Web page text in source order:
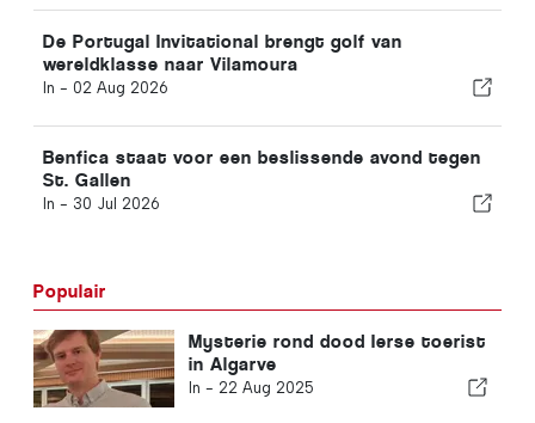
De Portugal Invitational brengt golf van
wereldklasse naar Vilamoura
In - 02 Aug 2026
Benfica staat voor een beslissende avond tegen
St. Gallen
In - 30 Jul 2026
Populair
Mysterie rond dood Ierse toerist
in Algarve
In - 22 Aug 2025